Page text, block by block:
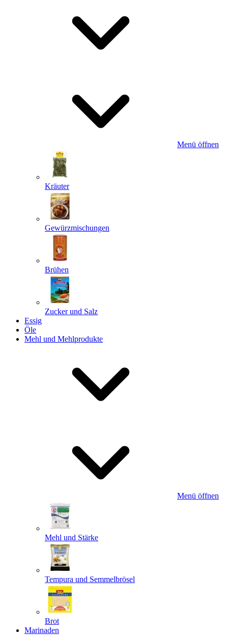
Menü öffnen
Kräuter
Gewürzmischungen
Brühen
Zucker und Salz
Essig
Öle
Mehl und Mehlprodukte
Menü öffnen
Mehl und Stärke
Tempura und Semmelbrösel
Brot
Marinaden